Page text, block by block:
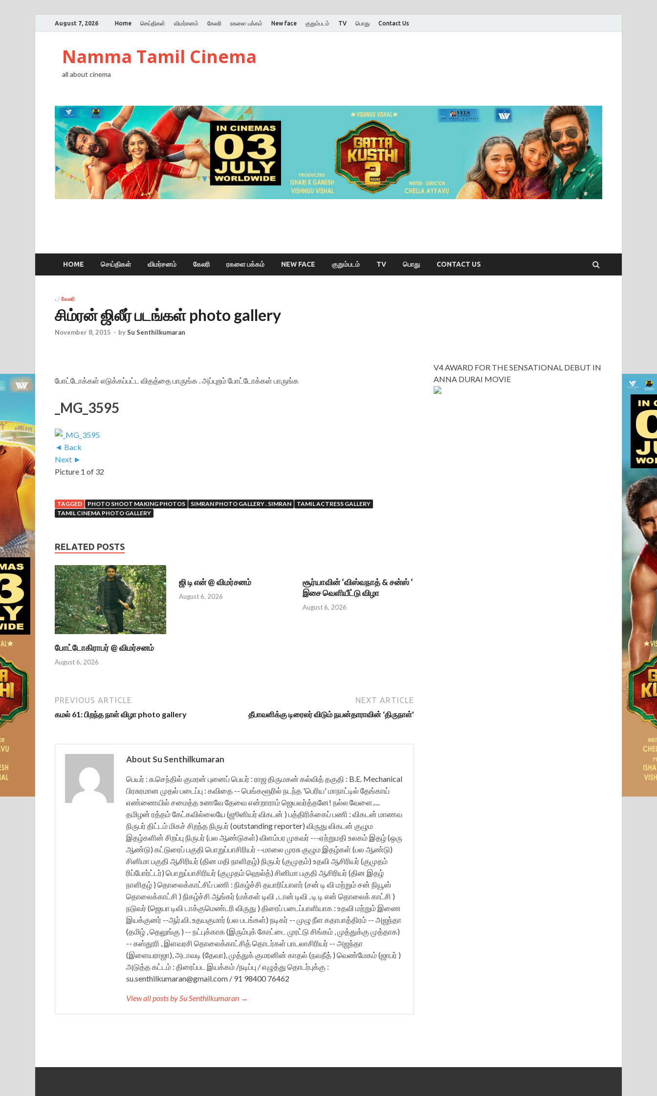
August 7, 2026 Home செய்திகள் விமர்சனம் கேலரி ரகளை பக்கம் New face குறும்படம் TV பொது Contact Us
Namma Tamil Cinema
all about cinema
HOME செய்திகள் விமர்சனம் கேலரி ரகளை பக்கம் NEW FACE குறும்படம் TV பொது CONTACT US
. / கேலரி
சிம்ரன் ஜிலீர் படங்கள் photo gallery
November 8, 2015 - bySu Senthilkumaran
போட்டோக்கள் எடுக்கப்பட்ட விதத்தை பாருங்க . அப்புறம் போட்டோக்கள் பாருங்க
_MG_3595
◄ Back
Next ►
Picture 1 of 32
TAGGED PHOTO SHOOT MAKING PHOTOS SIMRAN PHOTO GALLERY . SIMRAN
TAMIL ACTRESS GALLERY
TAMIL CINEMA PHOTO GALLERY
RELATED POSTS
போட்டோகிராபர் @ விமர்சனம்
August 6, 2026
ஜி டி என் @ விமர்சனம்
August 6, 2026
சூர்யாவின் ‘விஸ்வநாத் & சன்ஸ் ‘
இசை வெளியீட்டு விழா
August 6, 2026
PREVIOUS ARTICLE
கமல் 61: பிறந்த நாள் விழா photo gallery
NEXT ARTICLE
தீபாவளிக்கு டிரைலர் விடும் நயன்தாராவின் ‘திருநாள்’
About Su Senthilkumaran
பெயர் : சு.செந்தில் குமரன் புனைப் பெயர் : ராஜ திருமகன் கல்வித் தகுதி : B.E. Mechanical
பிரசுரமான முதல் படைப்பு : கவிதை -- பெங்களூரில் நடந்த 'பெரிய' மாநாட்டில் தேங்காய்
எண்ணையில் சமைத்த உணவே தேவை என்றாராம் ஜெயவர்த்தனே! நல்ல வேளை.....
தமிழன் ரத்தம் கேட்கவில்லையே (ஜூனியர் விகடன் ) பத்திரிக்கைப் பணி : விகடன் மாணவ
நிருபர் திட்டம் மிகச் சிறந்த நிருபர் (outstanding reporter) விருது விகடன் குழும
இதழ்களின் சிறப்பு நிருபர் (பல ஆண்டுகள்) விளம்பர முகவர் ---ஏற்றுமதி உலகம் இதழ் (ஒரு
ஆண்டு) கட்டுரைப் பகுதி பொறுப்பாசிரியர் --மாலை முரசு குழும இதழ்கள் (பல ஆண்டு)
சினிமா பகுதி ஆசிரியர் (தின மதி நாளிதழ்) நிருபர் (குமுதம்) உதவி ஆசிரியர் (குமுதம்
ரிப்போர்ட்டர்) பொறுப்பாசிரியர் (குமுதம் ஹெல்த்) சினிமா பகுதி ஆசிரியர் (தின இதழ்
நாளிதழ் ) தொலைக்காட்சிப் பணி : நிகழ்ச்சி தயாரிப்பாளர் (சன் டி வி மற்றும் சன் நியூஸ்
தொலைக்காட்சி ) நிகழ்ச்சி ஆங்கர் (மக்கள் டிவி , டான் டிவி , டி டி என் தொலைக் காட்சி )
நடுவர் (ஜெயா டிவி டாக்குமெண்டரி விருது ) திரைப் படைப்பாளியாக : உதவி மற்றும் இணை
இயக்குனர் --ஆர்.வி. உதயகுமார் (பல படங்கள்) நடிகர் -- முழு நீள கதாபாத்திரம் -- அஜந்தா
(தமிழ் , தெலுங்கு ) -- நட்புக்காக (இரும்புக் கோட்டை முரட்டு சிங்கம் , முத்துக்கு முத்தாக)
-- கஸ்தூரி , இளவரசி தொலைக்காட்சித் தொடர்கள் பாடலாசிரியர் -- அஜந்தா
(இளையராஜா), அடாவடி (தேவா), முத்துக் குமரனின் காதல் (நவநீத் ) வெண்மேகம் (ஜாபர் )
அடுத்த கட்டம் : திரைப்பட இயக்கம் /நடிப்பு / எழுத்து தொடர்புக்கு :
su.senthilkumaran@gmail.com / 91 98400 76462
View all posts by Su Senthilkumaran →
V4 AWARD FOR THE SENSATIONAL DEBUT IN
ANNA DURAI MOVIE